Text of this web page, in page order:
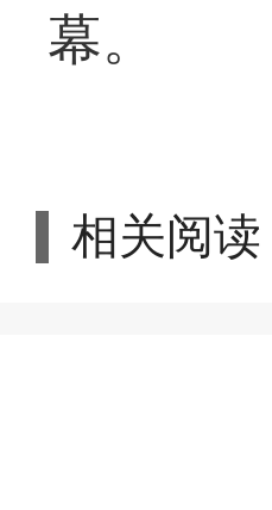
幕。
相关阅读